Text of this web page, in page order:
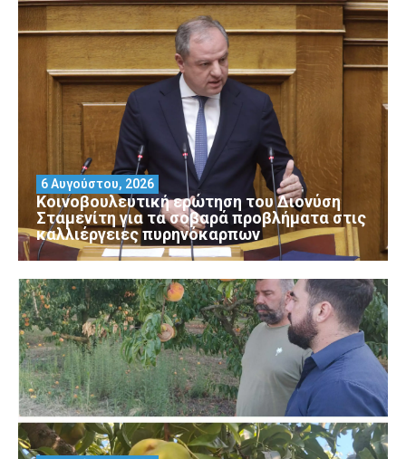
Κοινοβουλευτική ερώτηση του Διονύση
Σταμενίτη για τα σοβαρά προβλήματα στις
καλλιέργειες πυρηνόκαρπων
6 Αυγούστου, 2026